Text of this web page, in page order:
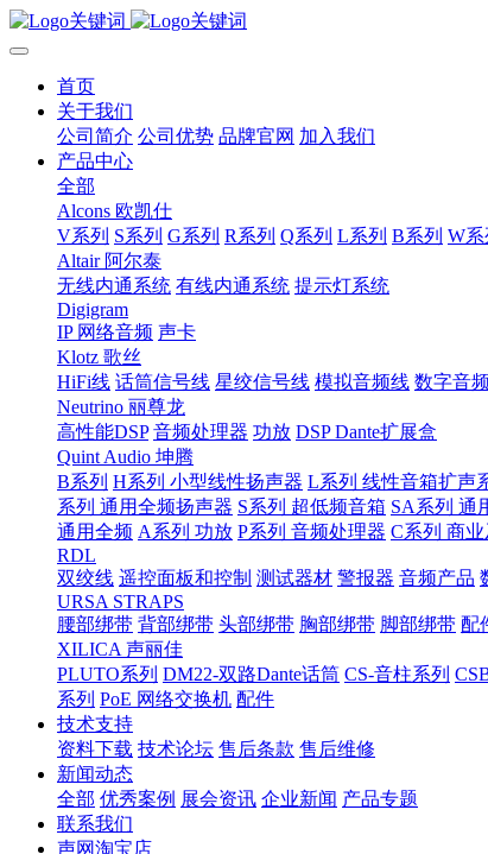
首页
关于我们
公司简介 公司优势 品牌官网 加入我们
产品中心
全部
Alcons 欧凯仕
V系列 S系列 G系列 R系列 Q系列 L系列 B系列 W系
Altair 阿尔泰
无线内通系统 有线内通系统 提示灯系统
Digigram
IP 网络音频 声卡
Klotz 歌丝
HiFi线 话筒信号线 星绞信号线 模拟音频线 数字音
Neutrino 丽尊龙
高性能DSP 音频处理器 功放 DSP Dante扩展盒
Quint Audio 坤腾
B系列 H系列 小型线性扬声器 L系列 线性音箱扩声
系列 通用全频扬声器 S系列 超低频音箱 SA系列 通
通用全频 A系列 功放 P系列 音频处理器 C系列 商
RDL
双绞线 遥控面板和控制 测试器材 警报器 音频产品
URSA STRAPS
腰部绑带 背部绑带 头部绑带 胸部绑带 脚部绑带 配
XILICA 声丽佳
PLUTO系列 DM22-双路Dante话筒 CS-音柱系列
系列 PoE 网络交换机 配件
技术支持
资料下载 技术论坛 售后条款 售后维修
新闻动态
全部 优秀案例 展会资讯 企业新闻 产品专题
联系我们
声网淘宝店